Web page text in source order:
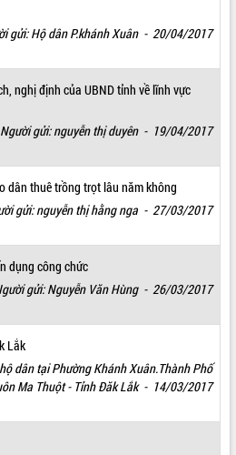
gửi: Hộ dân P.khánh Xuân - 20/04/2017
nghị định của UBND tỉnh về lĩnh vực
Người gửi: nguyễn thị duyên - 19/04/2017
dân thuê trồng trọt lâu năm không
gửi: nguyễn thị hằng nga - 27/03/2017
dụng công chức
gửi: Nguyễn Văn Hùng - 26/03/2017
Lắk
dân tại Phường Khánh Xuân.Thành Phố
Ma Thuột - Tỉnh Đăk Lắk - 14/03/2017